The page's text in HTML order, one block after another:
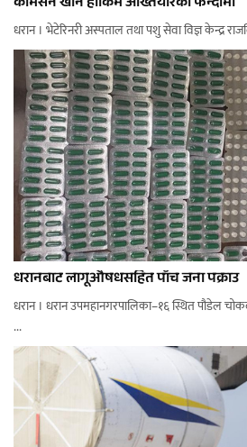
धरान । भेटेरिनरी अस्पताल तथा पशु सेवा विज्ञ केन्द्र
धरानबाट लागूऔषधसहित पाँच जना पक्राउ
धरान । धरान उपमहानगरपालिका–१६ स्थित पौडेल
...